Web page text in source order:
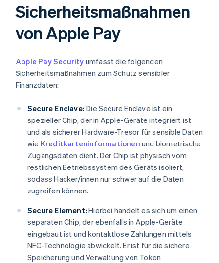
Sicherheitsmaßnahmen
von Apple Pay
Apple Pay Security umfasst die folgenden
Sicherheitsmaßnahmen zum Schutz sensibler
Finanzdaten:
Secure Enclave: Die Secure Enclave ist ein
spezieller Chip, der in Apple-Geräte integriert ist
und als sicherer Hardware-Tresor für sensible Daten
wie Kreditkarteninformationen und biometrische
Zugangsdaten dient. Der Chip ist physisch vom
restlichen Betriebssystem des Geräts isoliert,
sodass Hacker/innen nur schwer auf die Daten
zugreifen können.
Secure Element: Hierbei handelt es sich um einen
separaten Chip, der ebenfalls in Apple-Geräte
eingebaut ist und kontaktlose Zahlungen mittels
NFC-Technologie abwickelt. Er ist für die sichere
Speicherung und Verwaltung von Token